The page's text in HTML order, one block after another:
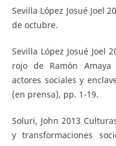
Sevilla López Josué Joel
de octubre.
Sevilla López Josué Joel
rojo de Ramón Amaya
actores sociales y
(en prensa), pp. 1-19.
Soluri, John 2013
y transformaciones